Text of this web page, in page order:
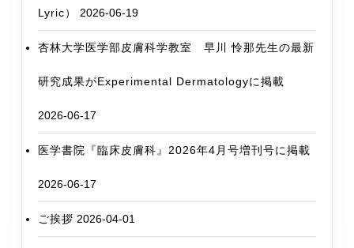
Lyric） 2026-06-19
杏林大学医学部皮膚科学教室 早川 怜那先生の最新
研究成果がExperimental Dermatologyに掲載
2026-06-17
医学書院『臨床皮膚科』2026年4月号増刊号に掲載
2026-06-17
ご挨拶 2026-04-01